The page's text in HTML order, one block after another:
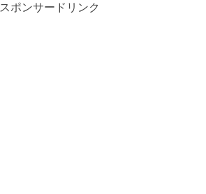
スポンサードリンク